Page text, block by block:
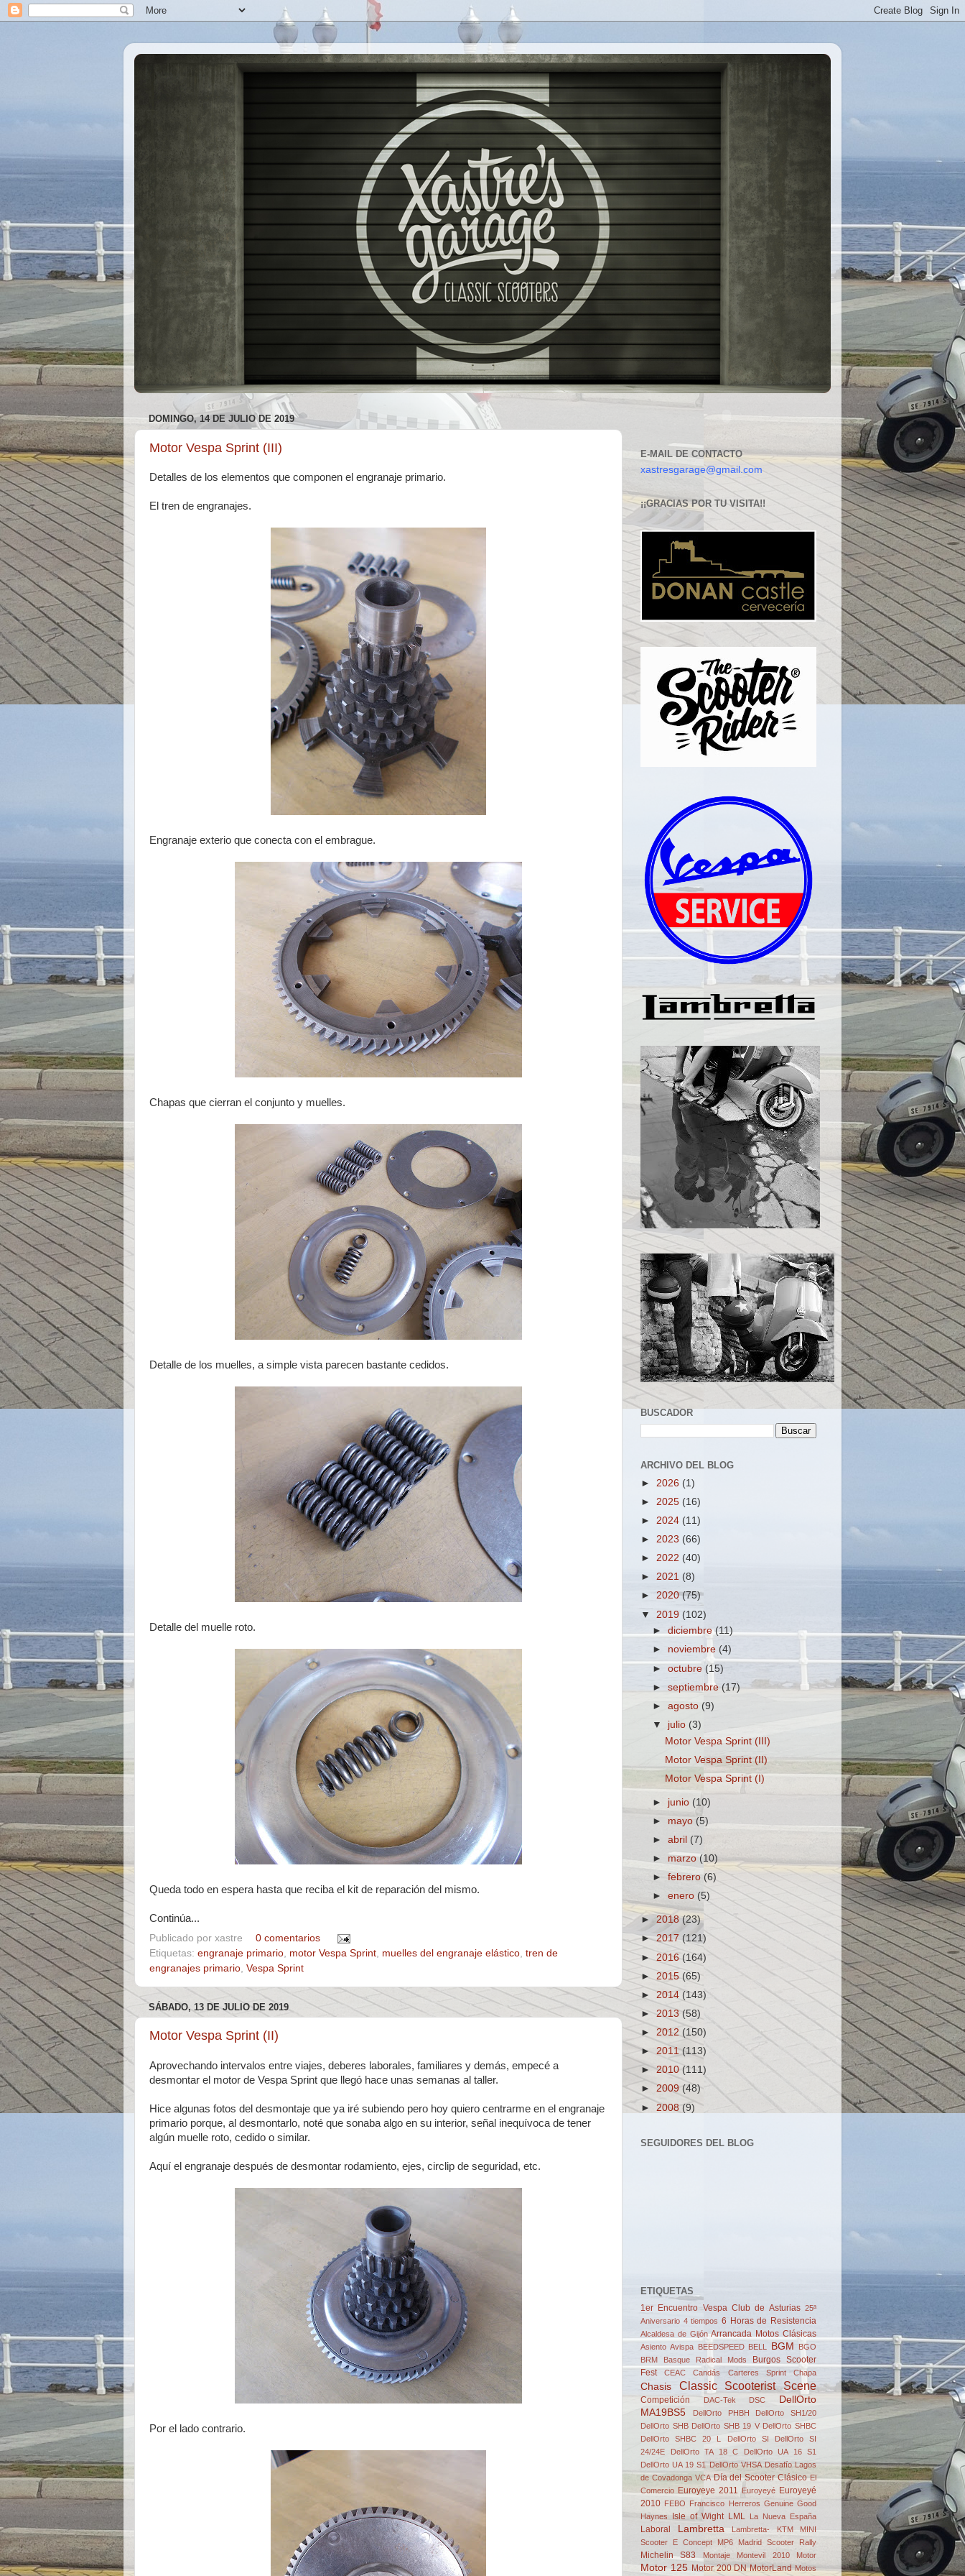
DOMINGO, 14 DE JULIO DE 2019
Motor Vespa Sprint (III)
Detalles de los elementos que componen el engranaje primario.
El tren de engranajes.
Engranaje exterio que conecta con el embrague.
Chapas que cierran el conjunto y muelles.
Detalle de los muelles, a simple vista parecen bastante cedidos.
Detalle del muelle roto.
Queda todo en espera hasta que reciba el kit de reparación del mismo.
Continúa...
Publicado por xastre
0 comentarios
Etiquetas: engranaje primario motor Vespa Sprint muelles del engranaje elástico tren de
engranajes primario Vespa Sprint
SÁBADO, 13 DE JULIO DE 2019
Motor Vespa Sprint (II)
Aprovechando intervalos entre viajes, deberes laborales, familiares y demás, empecé a
desmontar el motor de Vespa Sprint que llegó hace unas semanas al taller.
Hice algunas fotos del desmontaje que ya iré subiendo pero hoy quiero centrarme en el engranaje
primario porque, al desmontarlo, noté que sonaba algo en su interior, señal inequívoca de tener
algún muelle roto, cedido o similar.
Aquí el engranaje después de desmontar rodamiento, ejes, circlip de seguridad, etc.
Por el lado contrario.
E-MAIL DE CONTACTO
xastresgarage@gmail.com
¡¡GRACIAS POR TU VISITA!!
BUSCADOR
ARCHIVO DEL BLOG
► 2026 (1)
► 2025 (16)
► 2024 (11)
► 2023 (66)
► 2022 (40)
► 2021 (8)
► 2020(75)
▼ 2019 (102)
►diciembre(11)
► noviembre (4)
►octubre (15)
►septiembre(17)
►agosto (9)
▼ julio (3)
Motor Vespa Sprint (III)
Motor Vespa Sprint (II)
Motor Vespa Sprint (I)
► junio (10)
► mayo(5)
►abril (7)
► marzo(10)
►febrero (6)
►enero (5)
► 2018(23)
►2017(121)
► 2016 (164)
► 2015 (65)
► 2014 (143)
► 2013 (58)
► 2012 (150)
► 2011(113)
►2010 (111)
► 2009 (48)
► 2008 (9)
SEGUIDORES DEL BLOG
ETIQUETAS
1er Encuentro Vespa Club de Asturias 25ª
Aniversario 4 tiempos 6 Horas de Resistencia
Alcaldesa de Gijón Arrancada Motos Clásicas
Asiento Avispa BEEDSPEED BELL BGM
BGO
BRM
Basque Radical Mods
Burgos Scooter
Fest
CEAC Candás Carteres Sprint Chapa
Chasis Classic Scooterist Scene
Competición DAC-Tek DSC
DellOrto
MA19BS5
DellOrto PHBH
DellOrto SH1/20
DellOrto SHB DellOrto SHB 19 V DellOrto SHBC
DellOrto SHBC 20 L
DellOrto SI
DellOrto SI
24/24E
DellOrto TA 18 C
DellOrto UA 16 S1
DellOrto UA 19 S1
DellOrto VHSA Desafío Lagos
de Covadonga VCA Día del Scooter Clásico El
Comercio Euroyeye 2011 Euroyeyé Euroyeyé
2010 FEBO Francisco Herreros Genuine Good
Haynes
Isle of Wight LML La Nueva España
Laboral Lambretta Lambretta- KTM
MINI
Scooter E Concept
MP6 Madrid Scooter Rally
Michelin S83 Montaje Montevil 2010 Motor
Motor 125 Motor 200 DN MotorLand Motos